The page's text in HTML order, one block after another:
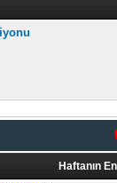
Haftanın